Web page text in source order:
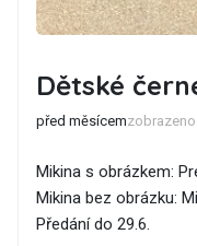
Dětské
před měsícemzobrazeno
Mikina s obrázkem:
Mikina bez obrázku:
Předání do 29.6.